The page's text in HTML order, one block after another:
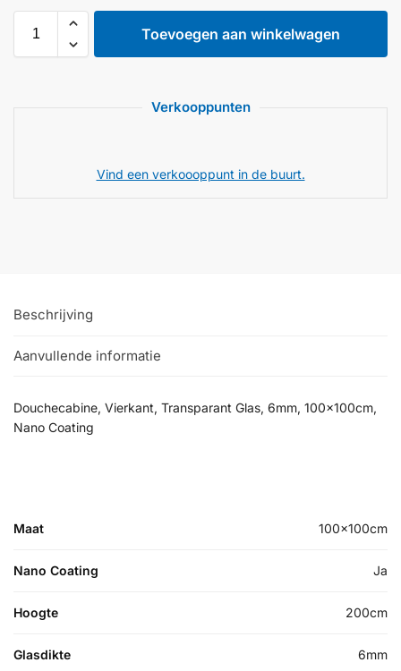
Toevoegen aan winkelwagen
Verkooppunten
Vind een verkoooppunt in de buurt.
Beschrijving
Aanvullende informatie
Douchecabine, Vierkant, Transparant Glas, 6mm, 100x100cm,
Nano Coating
Maat 100x100cm
Nano Coating Ja
Hoogte 200cm
Glasdikte 6mm